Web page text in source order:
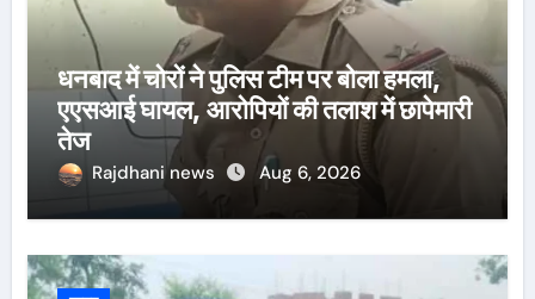
धनबाद में चोरों ने पुलिस टीम पर बोला हमला,
एएसआई घायल, आरोपियों की तलाश में छापेमारी
तेज
Rajdhani news Aug 6, 2026